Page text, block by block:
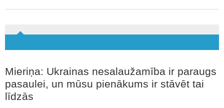
Mieriņa: Ukrainas nesalaužamība ir paraugs
pasaulei, un mūsu pienākums ir stāvēt tai
līdzās